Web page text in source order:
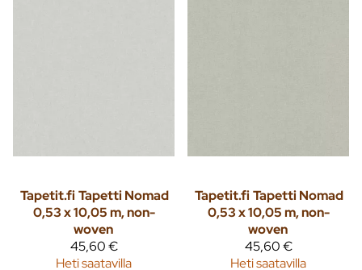
Tapetit.fiTapetti Nomad
0,53 x 10,05 m, non-
woven
45,60 €
Heti saatavilla
Tapetit.fiTapetti Nomad
0,53 x 10,05 m, non-
woven
45,60 €
Heti saatavilla